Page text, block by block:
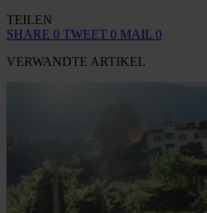
TEILEN
SHARE 0 TWEET 0 MAIL 0
VERWANDTE ARTIKEL